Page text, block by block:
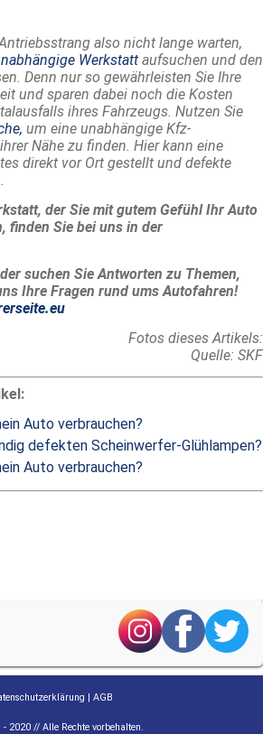
also nicht lange warten,
Werkstatt aufsuchen und den
Denn nur so gewährleisten Sie Ihre
und sparen dabei noch die Kosten
ihres Fahrzeugs. Nutzen Sie
um eine unabhängige Kfz-
Nähe zu finden. Hier kann eine
direkt vor Ort gestellt und defekte
der Sie mit gutem Gefühl Ihr Auto
finden Sie bei uns in der
suchen Sie Antworten zu Themen,
Ihre Fragen rund ums Autofahren!
Fotos dieses Artikels:
Quelle: SKF
Auto verbrauchen?
defekten Scheinwerfer-Glühlampen?
Auto verbrauchen?
| AGB
2020 // Alle Rechte vorbehalten.